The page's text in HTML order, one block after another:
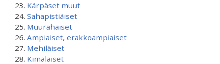
Kärpäset muut
Sahapistiäiset
Muurahaiset
Ampiaiset, erakkoampiaiset
Mehiläiset
Kimalaiset